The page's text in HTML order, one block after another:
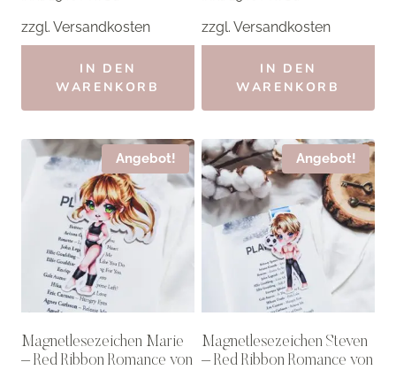
zzgl. Versandkosten
IN DEN
WARENKORB
zzgl. Versandkosten
IN DEN
WARENKORB
Angebot!
Magnetlesezeichen Marie
– Red Ribbon Romance von
Angebot!
Magnetlesezeichen Steven
– Red Ribbon Romance von